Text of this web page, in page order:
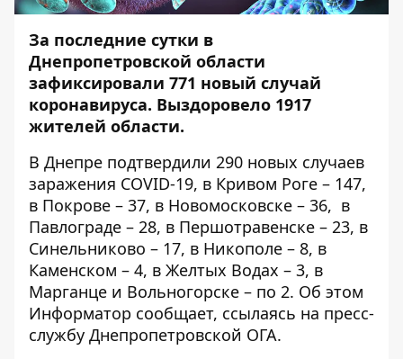
За последние сутки в
Днепропетровской области
зафиксировали 771 новый случай
коронавируса. Выздоровело 1917
жителей области.
В Днепре подтвердили 290 новых случаев
заражения COVID-19, в Кривом Роге – 147,
в Покрове – 37, в Новомосковске – 36, в
Павлограде – 28, в Першотравенске – 23, в
Синельниково – 17, в Никополе – 8, в
Каменском – 4, в Желтых Водах – 3, в
Марганце и Вольногорске – по 2. Об этом
Информатор сообщает, ссылаясь на пресс-
службу Днепропетровской ОГА.